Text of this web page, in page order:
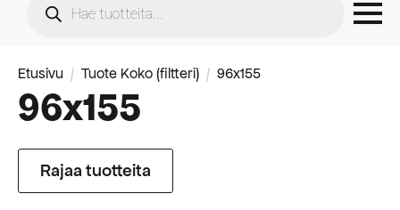
search
Etusivu Tuote Koko (filtteri) 96x155
96x155
Rajaa tuotteita